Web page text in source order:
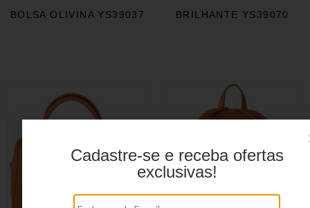
BOLSA OLIVINA YS39037 BRILHANTE YS39070
Cadastre-se e receba ofertas
exclusivas!